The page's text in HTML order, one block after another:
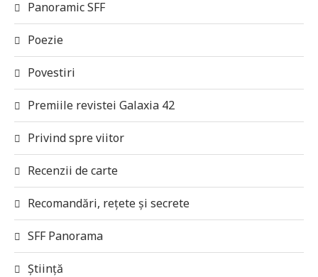
Panoramic SFF
Poezie
Povestiri
Premiile revistei Galaxia 42
Privind spre viitor
Recenzii de carte
Recomandări, rețete și secrete
SFF Panorama
Știință